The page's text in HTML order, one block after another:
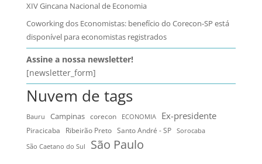
XIV Gincana Nacional de Economia
Coworking dos Economistas: benefício do Corecon-SP está
disponível para economistas registrados
Assine a nossa newsletter!
[newsletter_form]
Nuvem de tags
Bauru Campinas corecon ECONOMIA Ex-presidente
Piracicaba Ribeirão Preto Santo André - SP
Sorocaba
São Caetano do Sul
São Paulo